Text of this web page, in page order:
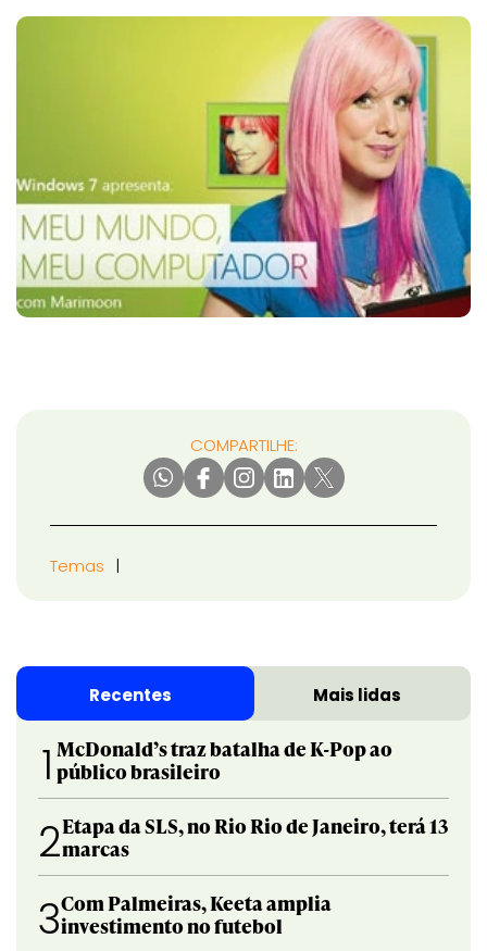
COMPARTILHE:
Temas
Recentes Mais lidas
1 McDonald’s traz batalha de K-Pop ao
público brasileiro
2Etapa da SLS, no Rio Rio de Janeiro, terá 13
marcas
3Com Palmeiras, Keeta amplia
investimento no futebol